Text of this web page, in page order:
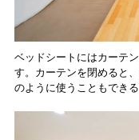
ベッドシートにはカーテ
す。カーテンを閉めると
のように使うこともでき